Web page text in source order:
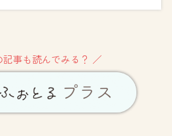
記事も読んでみる？ ／